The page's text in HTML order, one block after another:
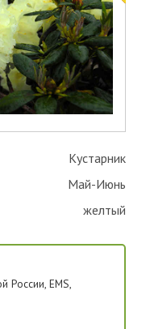
Кустарник
Май-Июнь
желтый
России, EMS,